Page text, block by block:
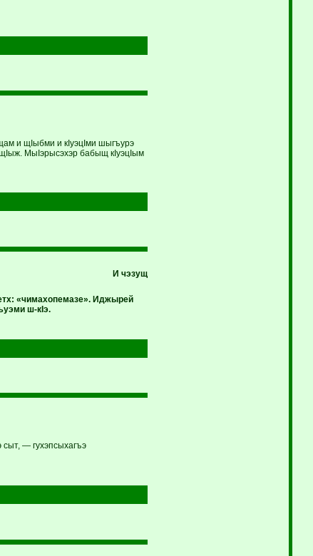
и щIыбми и кIуэцIми шыгъурэ
МыIэрысэхэр бабыщ кIуэцIым
И чэзущ
«чимахопемазе». Иджырей
ш-кIэ.
— гухэпсыхагъэ